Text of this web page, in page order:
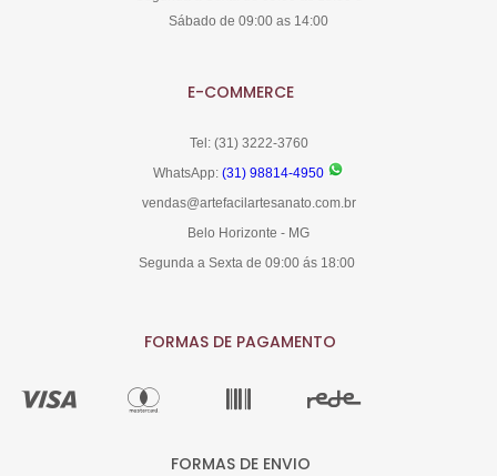
Sábado de 09:00 as 14:00
E-COMMERCE
Tel: (31) 3222-3760
WhatsApp: (31) 98814-4950
vendas@artefacilartesanato.com.br
Belo Horizonte - MG
Segunda a Sexta de 09:00 ás 18:00
FORMAS DE PAGAMENTO
FORMAS DE ENVIO